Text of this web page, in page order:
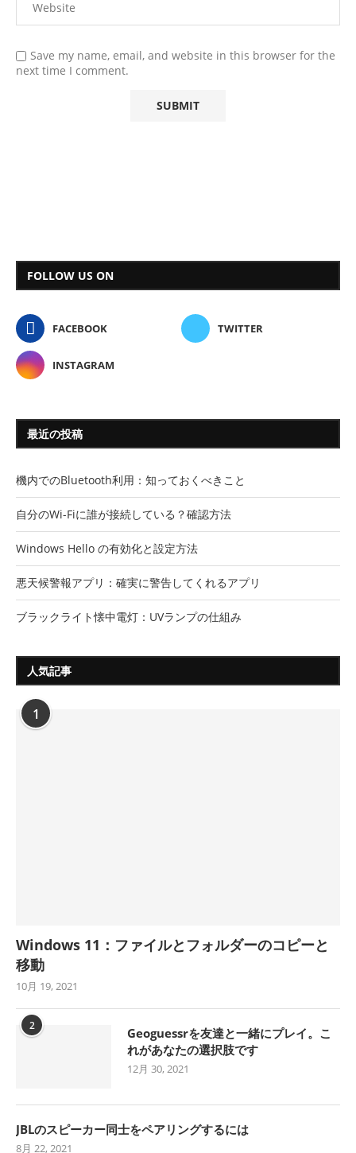
Save my name, email, and website in this browser for the
next time I comment.
FOLLOW US ON
FACEBOOK TWITTER
INSTAGRAM
最近の投稿
機内でのBluetooth利用：知っておくべきこと
自分のWi-Fiに誰が接続している？確認方法
Windows Hello の有効化と設定方法
悪天候警報アプリ：確実に警告してくれるアプリ
ブラックライト懐中電灯：UVランプの仕組み
人気記事
1
Windows 11：ファイルとフォルダーのコピーと
移動
10月 19, 2021
2
Geoguessrを友達と一緒にプレイ。こ
れがあなたの選択肢です
12月 30, 2021
JBLのスピーカー同士をペアリングするには
8月 22, 2021